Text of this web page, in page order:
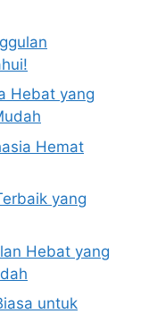
Hebat yang
Hemat
yang
Hebat yang
untuk